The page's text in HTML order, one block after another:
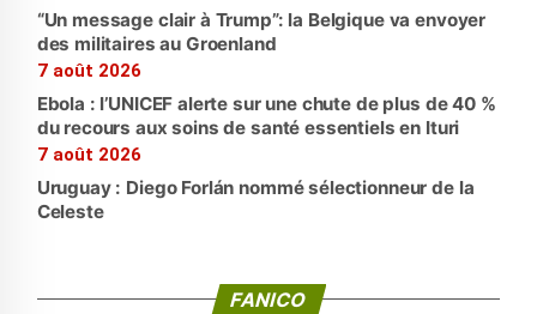
“Un message clair à Trump”: la Belgique va envoyer
des militaires au Groenland
7 août 2026
Ebola : l’UNICEF alerte sur une chute de plus de 40 %
du recours aux soins de santé essentiels en Ituri
7 août 2026
Uruguay : Diego Forlán nommé sélectionneur de la
Celeste
FANICO